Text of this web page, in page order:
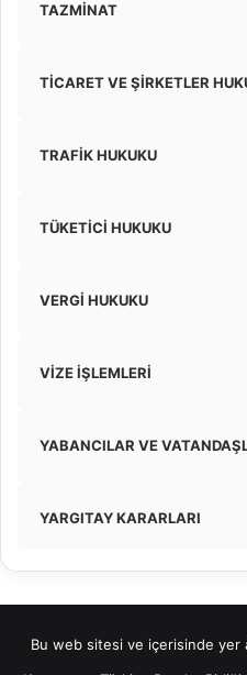
TAZMİNAT
TİCARET VE ŞİRKETLER
TRAFİK HUKUKU
TÜKETİCİ HUKUKU
VERGİ HUKUKU
VİZE İŞLEMLERİ
YABANCILAR VE
YARGITAY KARARLARI
Bu web sitesi ve içerisinde yer